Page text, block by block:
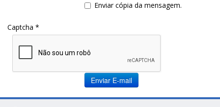
Enviar cópia da mensagem.
Captcha *
Enviar E-mail